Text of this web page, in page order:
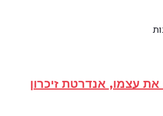
את עצמו, אנדרטת זיכרון